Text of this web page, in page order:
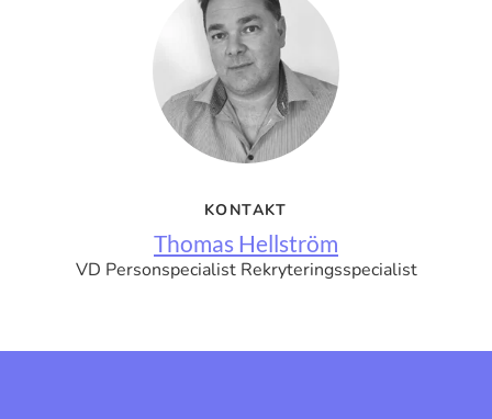
KONTAKT
Thomas Hellström
VD Personspecialist Rekryteringsspecialist